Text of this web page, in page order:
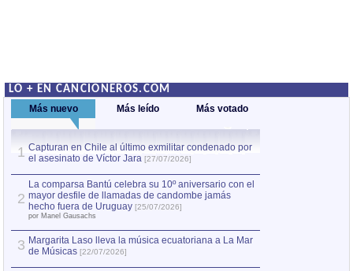
LO + EN CANCIONEROS.COM
Más nuevo Más leído Más votado
1 Capturan en Chile al último exmilitar condenado por
el asesinato de Víctor Jara [27/07/2026]
2
La comparsa Bantú celebra su 10º aniversario con el
mayor desfile de llamadas de candombe jamás
hecho fuera de Uruguay [25/07/2026]
por Manel Gausachs
3 Margarita Laso lleva la música ecuatoriana a La Mar
de Músicas [22/07/2026]